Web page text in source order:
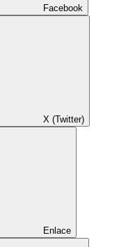
Facebook
X (Twitter)
Enlace